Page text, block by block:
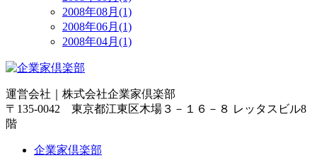
2008年08月(1)
2008年06月(1)
2008年04月(1)
運営会社｜ 株式会社企業家倶楽部
〒135-0042 東京都江東区木場３－１６－８ レッタスビル8
階
企業家倶楽部